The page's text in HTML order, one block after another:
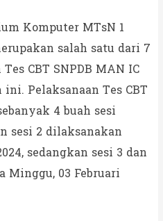
Komputer MTsN 1
salah satu dari 7
CBT SNPDB MAN IC
Pelaksanaan Tes CBT
4 buah sesi
sesi 2 dilaksanakan
sedangkan sesi 3 dan
Minggu, 03 Februari